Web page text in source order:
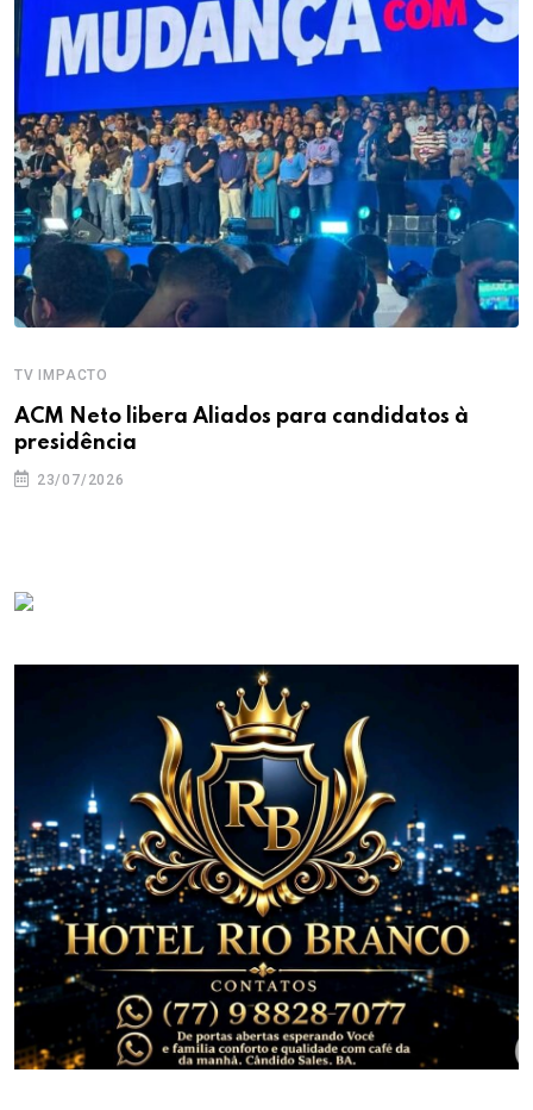
TV IMPACTO
ACM Neto libera Aliados para candidatos à
presidência
23/07/2026